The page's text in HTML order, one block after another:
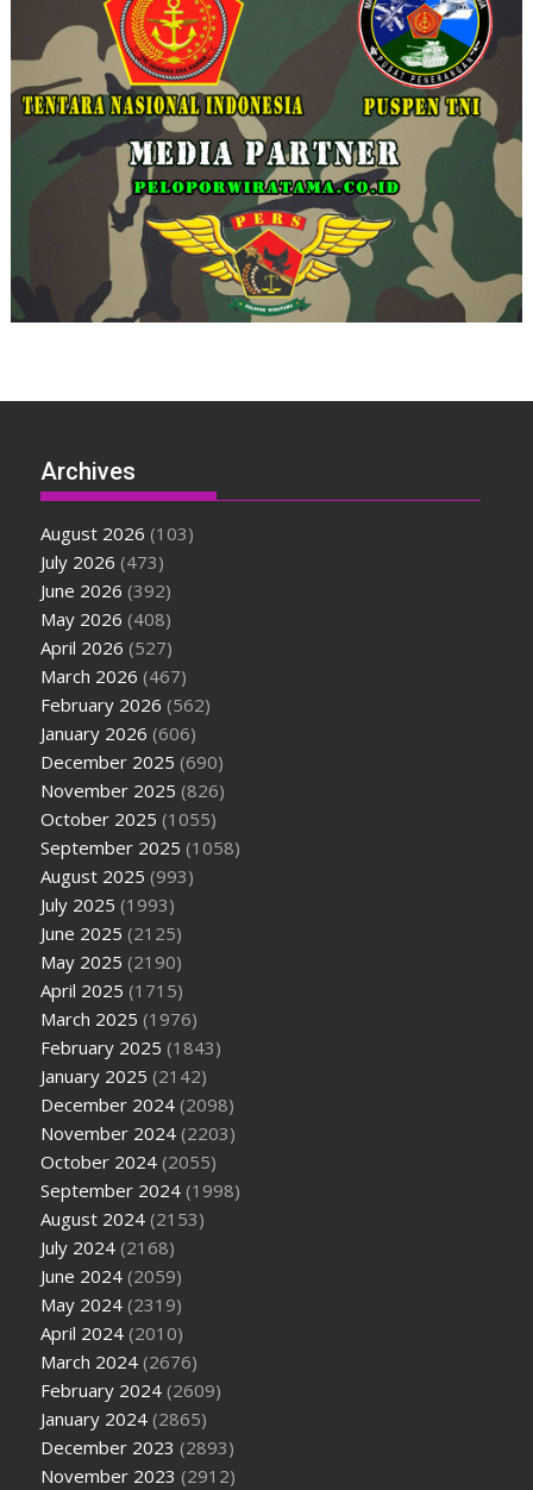
Archives
August 2026 (103)
July 2026 (473)
June 2026 (392)
May 2026 (408)
April 2026 (527)
March 2026 (467)
February 2026 (562)
January 2026 (606)
December 2025 (690)
November 2025 (826)
October 2025 (1055)
September 2025 (1058)
August 2025 (993)
July 2025 (1993)
June 2025 (2125)
May 2025 (2190)
April 2025 (1715)
March 2025 (1976)
February 2025 (1843)
January 2025 (2142)
December 2024 (2098)
November 2024 (2203)
October 2024 (2055)
September 2024 (1998)
August 2024 (2153)
July 2024 (2168)
June 2024 (2059)
May 2024 (2319)
April 2024 (2010)
March 2024 (2676)
February 2024 (2609)
January 2024 (2865)
December 2023 (2893)
November 2023 (2912)